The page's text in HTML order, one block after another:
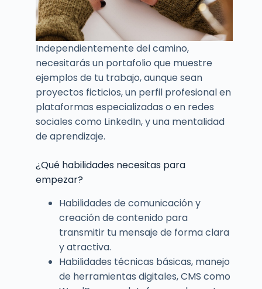
Independientemente del camino,
necesitarás un portafolio que muestre
ejemplos de tu trabajo, aunque sean
proyectos ficticios, un perfil profesional en
plataformas especializadas o en redes
sociales como LinkedIn, y una mentalidad
de aprendizaje.
¿Qué habilidades necesitas para
empezar?
Habilidades de comunicación y
creación de contenido para
transmitir tu mensaje de forma clara
y atractiva.
Habilidades técnicas básicas, manejo
de herramientas digitales, CMS como